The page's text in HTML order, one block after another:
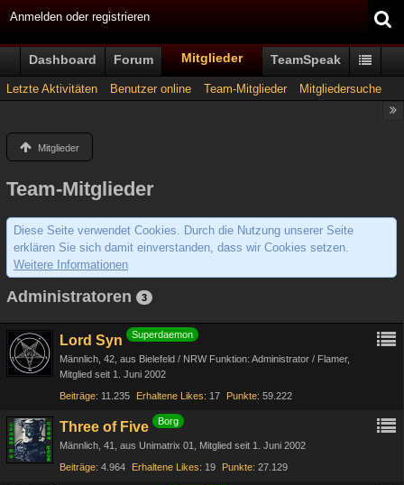
Anmelden oder registrieren
Dashboard Forum Mitglieder TeamSpeak
Letzte Aktivitäten Benutzer online Team-Mitglieder Mitgliedersuche
Mitglieder
Team-Mitglieder
Diese Seite verwendet Cookies. Durch die Nutzung unserer Seite
erklären Sie sich damit einverstanden, dass wir Cookies setzen.
Weitere Informationen
Administratoren 3
Lord Syn Superdaemon
Männlich 42 aus Bielefeld / NRW Funktion: Administrator / Flamer
Mitglied seit 1. Juni 2002
Beiträge 11.235 Erhaltene Likes 17 Punkte 59.222
Three of Five Borg
Männlich 41 aus Unimatrix 01
Mitglied seit 1. Juni 2002
Beiträge 4.964 Erhaltene Likes 19 Punkte 27.129